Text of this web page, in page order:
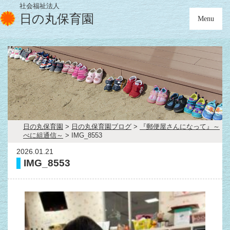
社会福祉法人
日の丸保育園 Menu
日の丸保育園 > 日の丸保育園ブログ >
『郵便屋さんになって』～
べに組通信～ > IMG_8553
2026.01.21
IMG_8553